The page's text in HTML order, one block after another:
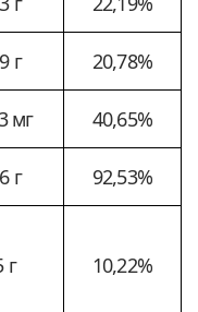
г 20,78%
мг 40,65%
г 92,53%
г 10,22%